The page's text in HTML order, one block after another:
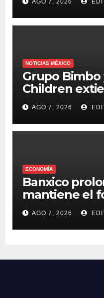
AGO 7, 2026
NOTICIAS MÉXICO
Grupo Bimbo
Children
apoyar a
Venezuela
AGO 7, 2026
ECONOMÍA
Banxico
mantiene el
inflación
AGO 7, 2026